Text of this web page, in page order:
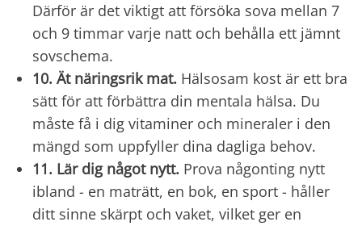
Därför är det viktigt att försöka sova mellan 7
och 9 timmar varje natt och behålla ett jämnt
sovschema.
10. Ät näringsrik mat. Hälsosam kost är ett bra
sätt för att förbättra din mentala hälsa. Du
måste få i dig vitaminer och mineraler i den
mängd som uppfyller dina dagliga behov.
11. Lär dig något nytt. Prova någonting nytt
ibland - en maträtt, en bok, en sport - håller
ditt sinne skärpt och vaket, vilket ger en